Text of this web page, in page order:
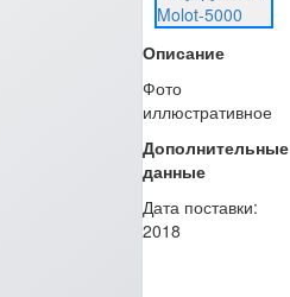
Описание
Фото
иллюстративное
Дополнительные
данные
Дата поставки:
2018